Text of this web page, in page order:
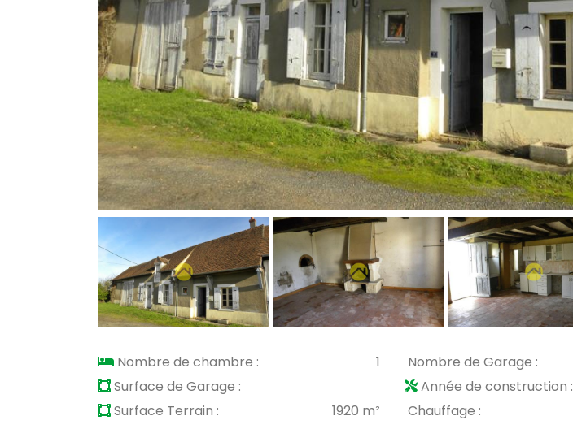
Nombre de chambre : 1
Nombre de Garage :
Surface de Garage :
Année de construction :
Surface Terrain :
1920 m² Chauffage :